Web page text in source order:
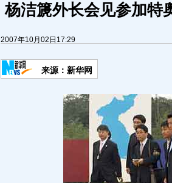
杨洁篪外长会见参加特
2007年10月02日17:29
来源：新华网